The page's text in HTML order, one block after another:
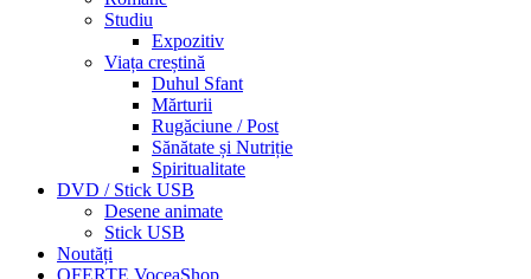
Studiu
Expozitiv
Viața creștină
Duhul Sfant
Mărturii
Rugăciune / Post
Sănătate și Nutriție
Spiritualitate
DVD / Stick USB
Desene animate
Stick USB
Noutăți
OFERTE VoceaShop